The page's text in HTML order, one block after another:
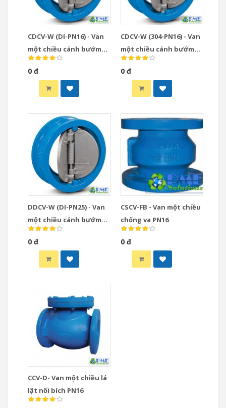
CDCV-W (DI-PN16) - Van
một chiều cánh bướm
PN16 thân gang xám đĩa
gang dẻo
0 đ
CDCV-W (304-PN16) - Van
một chiều cánh bướm
gang xám đĩa inox 304
0 đ
DDCV-W (DI-PN25) - Van
một chiều cánh bướm
PN25 thân & đĩa gang dẻo
0 đ
CSCV-FB - Van một chiều
chống va PN16
0 đ
CCV-D- Van một chiều lá
lật nối bích PN16